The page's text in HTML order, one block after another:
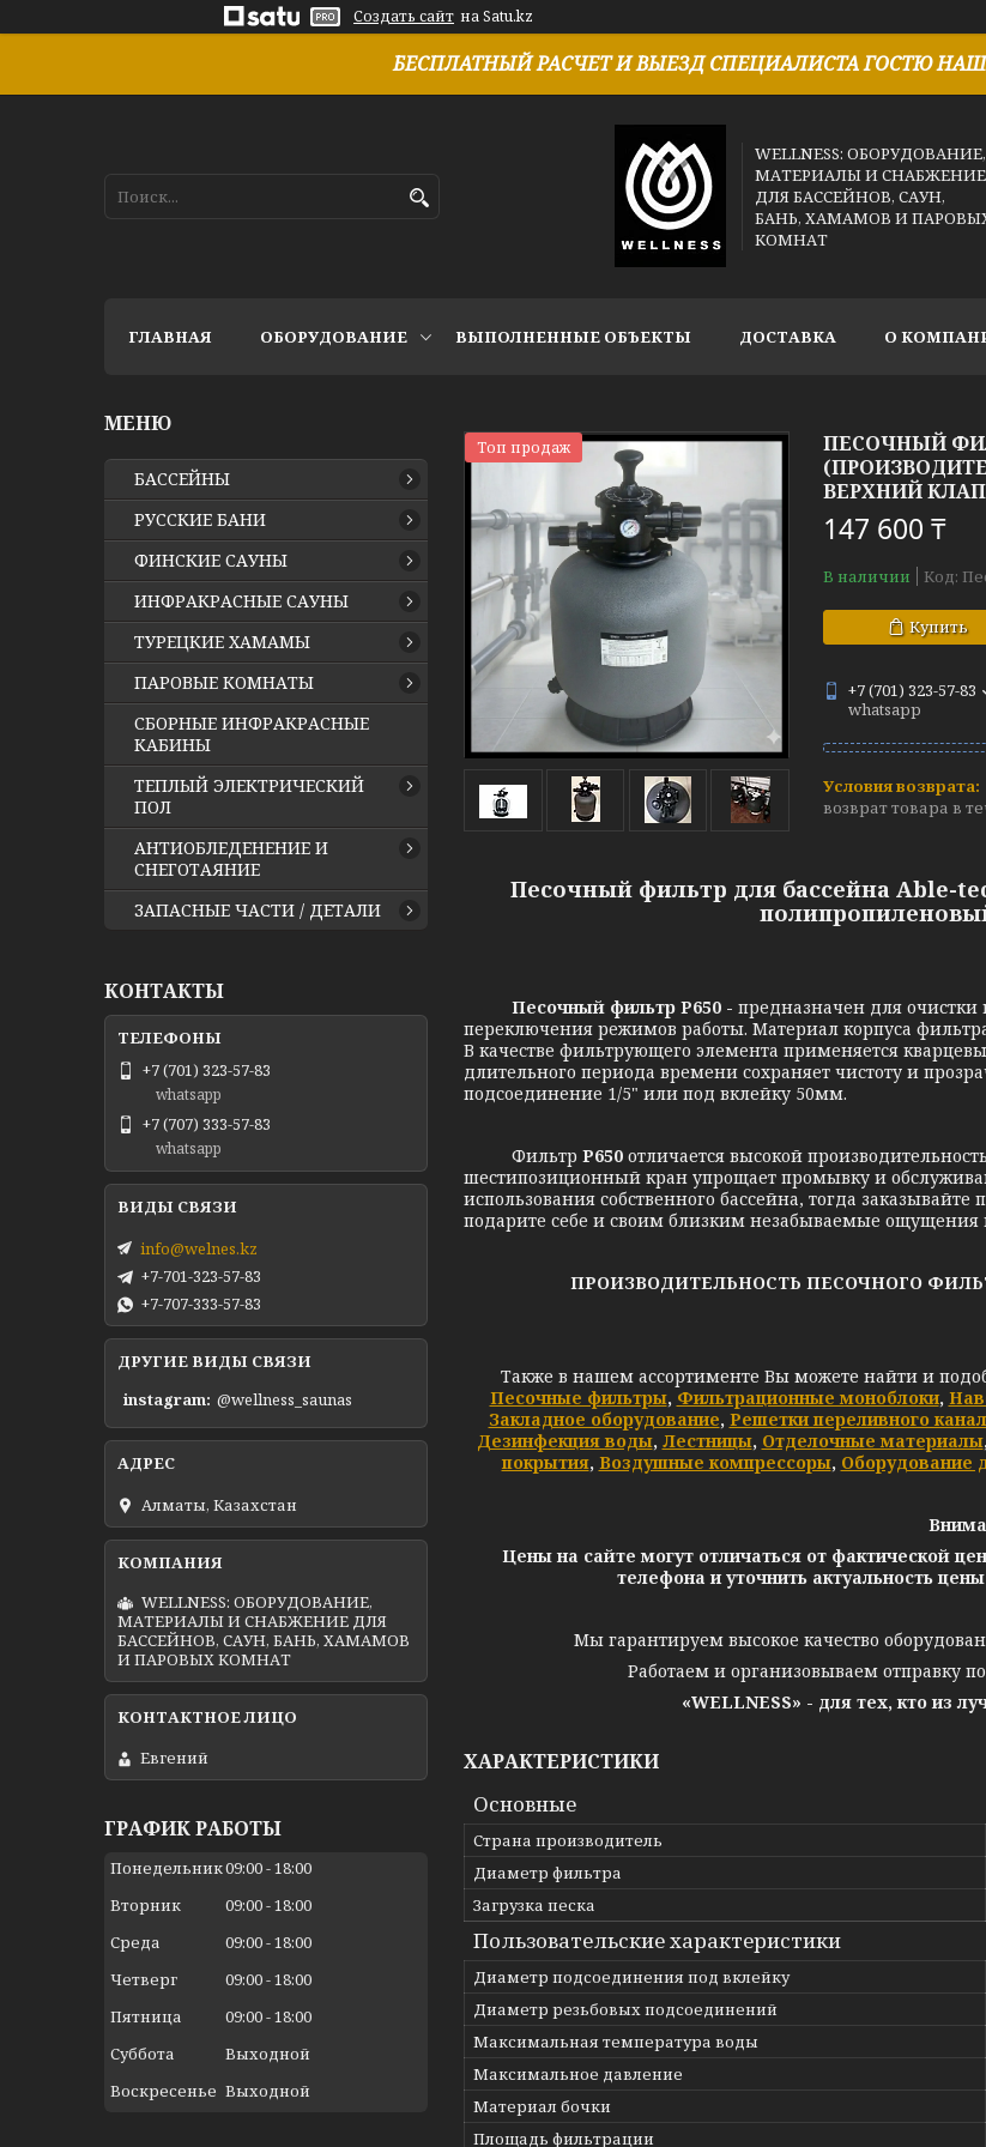
Создать сайт на Satu.kz
БЕСПЛАТНЫЙ РАСЧЕТ И ВЫЕЗД СПЕЦИАЛИСТА ГОСТЮ
WELLNESS: ОБОРУДОВАНИЕ,
МАТЕРИАЛЫ И СНАБЖЕНИЕ
ДЛЯ БАССЕЙНОВ, САУН,
БАНЬ, ХАМАМОВ И
КОМНАТ
ГЛАВНАЯ ОБОРУДОВАНИЕ ВЫПОЛНЕННЫЕ ОБЪЕКТЫ ДОСТАВКА О
Топ продаж
ПЕСОЧНЫЙ
ВЕРХНИЙ
147 600 ₸
В наличии Код:
Купить
+7 (701) 323-57-83
whatsapp
возврат товара в
Песочный фильтр для бассейна Able-
Песочный фильтр P650 - предназначен для очистки
переключения режимов работы. Материал корпуса
В качестве фильтрующего элемента применяется
длительного периода времени сохраняет чистоту и
подсоединение 1/5" или под вклейку 50мм.
Фильтр P650 отличается высокой
шестипозиционный кран упрощает промывку и
использования собственного бассейна, тогда
подарите себе и своим близким незабываемые
ПРОИЗВОДИТЕЛЬНОСТЬ ПЕСОЧНОГО
Также в нашем ассортименте Вы можете найти и
Песочные фильтры, Фильтрационные моноблоки,
Закладное оборудование, Решетки переливного
Дезинфекция воды, Лестницы, Отделочные материалы
покрытия, Воздушные компрессоры, Оборудование
Цены на сайте могут отличаться от фактической
телефона и уточнить актуальность
Мы гарантируем высокое качество
Работаем и организовываем отправку
«WELLNESS» - для тех, кто из
ХАРАКТЕРИСТИКИ
Основные
Страна производитель
Диаметр фильтра
Загрузка песка
Пользовательские характеристики
Диаметр подсоединения под вклейку
Диаметр резьбовых подсоединений
Максимальная температура воды
Максимальное давление
Материал бочки
Площадь фильтрации
БАССЕЙНЫ
РУССКИЕ БАНИ
ФИНСКИЕ САУНЫ
ИНФРАКРАСНЫЕ САУНЫ
ТУРЕЦКИЕ ХАМАМЫ
ПАРОВЫЕ КОМНАТЫ
СБОРНЫЕ ИНФРАКРАСНЫЕ
КАБИНЫ
ТЕПЛЫЙ ЭЛЕКТРИЧЕСКИЙ
ПОЛ
АНТИОБЛЕДЕНЕНИЕ И
СНЕГОТАЯНИЕ
ЗАПАСНЫЕ ЧАСТИ / ДЕТАЛИ
КОНТАКТЫ
+7 (701) 323-57-83
whatsapp
+7 (707) 333-57-83
whatsapp
info@welnes.kz
+7-701-323-57-83
+7-707-333-57-83
ДРУГИЕ ВИДЫ СВЯЗИ
instagram @wellness_saunas
Алматы, Казахстан
WELLNESS: ОБОРУДОВАНИЕ,
МАТЕРИАЛЫ И СНАБЖЕНИЕ ДЛЯ
БАССЕЙНОВ, САУН, БАНЬ, ХАМАМОВ
И ПАРОВЫХ КОМНАТ
Евгений
ГРАФИК РАБОТЫ
Понедельник09:00 18:00
Вторник
09:00 18:00
Среда
09:00 18:00
Четверг
09:00 18:00
Пятница
09:00 18:00
Суббота
Выходной
Воскресенье Выходной